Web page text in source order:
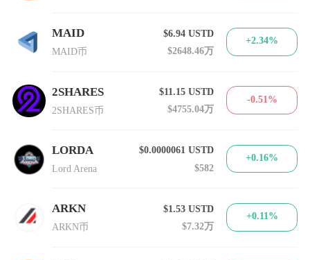
MAID
MAID币
$6.94USTD
$2648.46万
+2.34%
2SHARES
2SHARES币
$11.15USTD
$4755.04万
-0.51%
LORDA
Lord Arena
$0.0000061USTD
$582
+0.16%
ARKN
ARKN币
$1.53USTD
$7.32万
+0.11%